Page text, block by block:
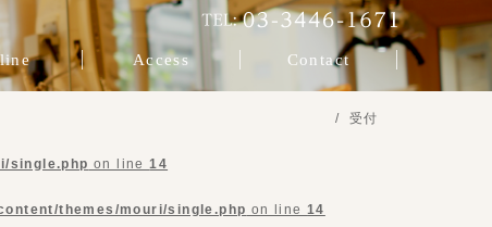
Access Contact
single.php on line14
themes/mouri/single.php on line14
受付